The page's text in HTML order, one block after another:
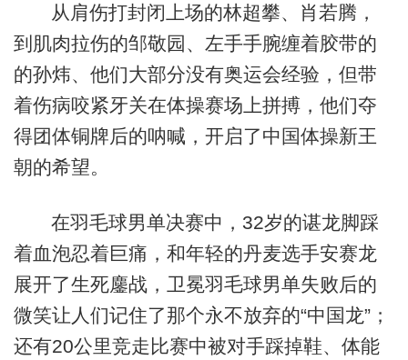
从肩伤打封闭上场的林超攀、肖若腾，
到肌肉拉伤的邹敬园、左手手腕缠着胶带的
的孙炜、他们大部分没有奥运会经验，但带
着伤病咬紧牙关在体操赛场上拼搏，他们夺
得团体铜牌后的呐喊，开启了中国体操新王
朝的希望。
在羽毛球男单决赛中，32岁的谌龙脚踩
着血泡忍着巨痛，和年轻的丹麦选手安赛龙
展开了生死鏖战，卫冕羽毛球男单失败后的
微笑让人们记住了那个永不放弃的“中国龙”；
还有20公里竞走比赛中被对手踩掉鞋、体能